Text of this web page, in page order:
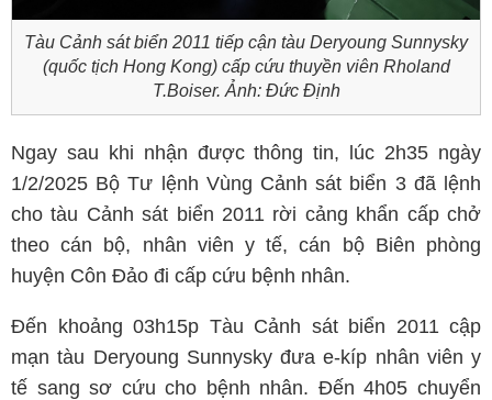
Tàu Cảnh sát biển 2011 tiếp cận tàu Deryoung Sunnysky
(quốc tịch Hong Kong) cấp cứu thuyền viên Rholand
T.Boiser. Ảnh: Đức Định
Ngay sau khi nhận được thông tin, lúc 2h35 ngày
1/2/2025 Bộ Tư lệnh Vùng Cảnh sát biển 3 đã lệnh
cho tàu Cảnh sát biển 2011 rời cảng khẩn cấp chở
theo cán bộ, nhân viên y tế, cán bộ Biên phòng
huyện Côn Đảo đi cấp cứu bệnh nhân.
Đến khoảng 03h15p Tàu Cảnh sát biển 2011 cập
mạn tàu Deryoung Sunnysky đưa e-kíp nhân viên y
tế sang sơ cứu cho bệnh nhân. Đến 4h05 chuyển